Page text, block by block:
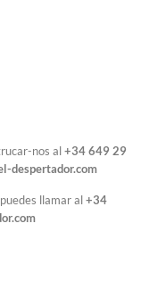
nos al+34 649 29
despertador.com
llamar al+34